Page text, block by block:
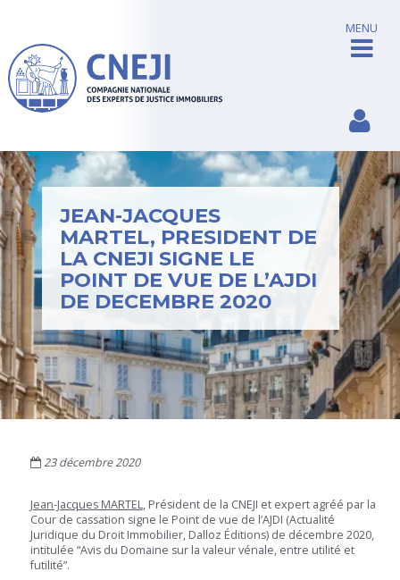
MENU
JEAN-JACQUES
MARTEL, PRESIDENT DE
LA CNEJI SIGNE LE
POINT DE VUE DE L’AJDI
DE DECEMBRE 2020
23 décembre 2020
Jean-Jacques MARTEL, Président de la CNEJI et expert agréé par la
Cour de cassation signe le Point de vue de l’AJDI (Actualité
Juridique du Droit Immobilier, Dalloz Éditions) de décembre 2020,
intitulée “Avis du Domaine sur la valeur vénale, entre utilité et
futilité”.